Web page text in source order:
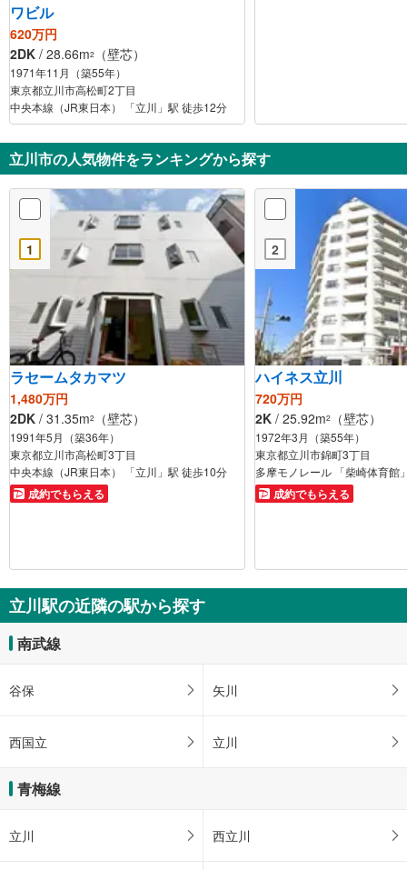
ワビル
620万円
2DK / 28.66m2 （壁芯）
1971年11月（築55年）
東京都立川市高松町2丁目
中央本線（JR東日本） 「立川」駅 徒歩12分
立川市の人気物件をランキングから探す
1
ラセームタカマツ
1,480万円
2DK / 31.35m2 （壁芯）
1991年5月（築36年）
東京都立川市高松町3丁目
中央本線（JR東日本） 「立川」駅 徒歩10分
成約でもらえる
2
ハイネス立川
720万円
2K / 25.92m2 （壁芯）
1972年3月（築55年）
東京都立川市錦町3丁目
多摩モノレール 「柴崎体育館
成約でもらえる
立川駅の近隣の駅から探す
南武線
谷保 矢川
西国立 立川
青梅線
立川 西立川